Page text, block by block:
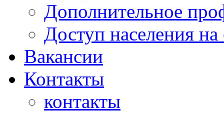
Дополнительное
Доступ населения
Вакансии
Контакты
контакты